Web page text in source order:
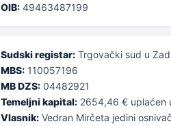
OIB: 49463487199
Sudski registar: Trgovački sud u
MBS: 110057196
MB DZS: 04482921
Temeljni kapital: 2654,46 € uplaćen
Vlasnik: Vedran Mirčeta jedini